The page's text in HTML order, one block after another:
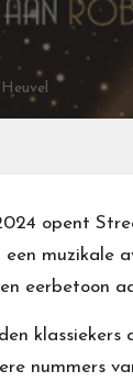
opent
muzikale
eerbetoon
klassiekers
nummers